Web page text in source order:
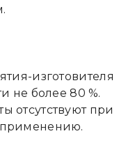
изготовителя
не более 80 %.
отсутствуют при